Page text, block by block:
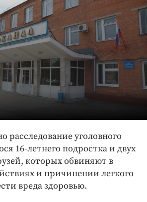
расследование уголовного
16-летнего подростка и двух
которых обвиняют в
и причинении легкого
вреда здоровью.